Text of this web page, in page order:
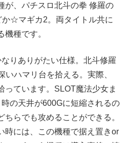
が、パチスロ北斗の拳 修羅の
か☆マギカ2。両タイトル共に
種です。
りありがたい仕様。北斗修羅
ハマリ台を拾える。実際、
っています。SLOT魔法少女ま
の天井が600Gに短縮されるの
らでも攻めることができる。
時には、この機種で据え置きor